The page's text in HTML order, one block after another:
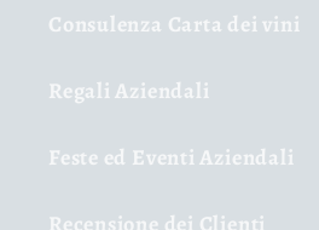
Consulenza Carta dei vini
Regali Aziendali
Feste ed Eventi Aziendali
Recensione dei Clienti